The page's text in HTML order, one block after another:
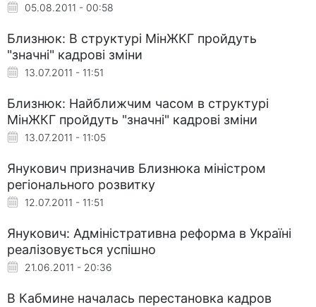
05.08.2011 - 00:58
Близнюк: В структурі МінЖКГ пройдуть
"значні" кадрові зміни
13.07.2011 - 11:51
Близнюк: Найближчим часом в структурі
МінЖКГ пройдуть "значні" кадрові зміни
13.07.2011 - 11:05
Янукович призначив Близнюка міністром
регіонального розвитку
12.07.2011 - 11:51
Янукович: Адміністративна реформа в Україні
реалізовується успішно
21.06.2011 - 20:36
В Кабмине началась перестановка кадров